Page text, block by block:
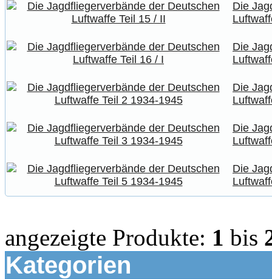
Die
Die
Die
Die
Die
angezeigte Produkte: 1 bis
Kategorien